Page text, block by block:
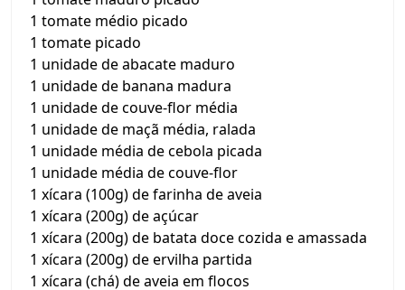
1 tomate médio picado
1 tomate picado
1 unidade de abacate maduro
1 unidade de banana madura
1 unidade de couve-flor média
1 unidade de maçã média, ralada
1 unidade média de cebola picada
1 unidade média de couve-flor
1 xícara (100g) de farinha de aveia
1 xícara (200g) de açúcar
1 xícara (200g) de batata doce cozida e amassada
1 xícara (200g) de ervilha partida
1 xícara (chá) de aveia em flocos